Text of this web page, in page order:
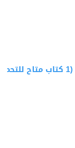
(1 كتاب متاح للتحميل)